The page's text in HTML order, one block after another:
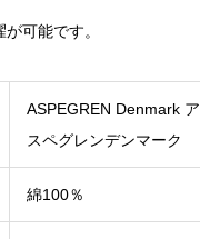
可能です。
ASPEGREN Denmark ア
スペグレンデンマーク
綿100％